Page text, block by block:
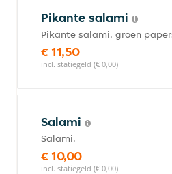
Pikante salami
Pikante salami, groen
€ 11,50
incl. statiegeld (€ 0,00)
Salami
Salami.
€ 10,00
incl. statiegeld (€ 0,00)